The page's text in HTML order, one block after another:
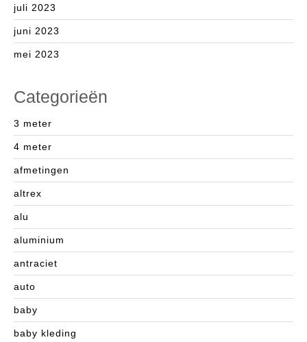
juli 2023
juni 2023
mei 2023
Categorieën
3 meter
4 meter
afmetingen
altrex
alu
aluminium
antraciet
auto
baby
baby kleding